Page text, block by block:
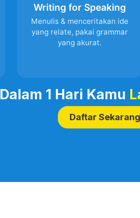
Writing for Speaking
Menulis & menceritakan ide
yang relate, pakai grammar
yang akurat.
Dalam 1 Hari Kamu
Daftar Sekarang